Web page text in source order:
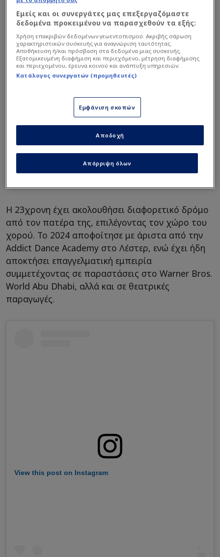
View this post on Instagram
A post shared by Halle B (@halleebrown)
Η 23χρονη έχει ακολουθήσει διαφορετικό δρόμο
από τον πατέρα της, επιλέγοντας τον χώρο του
χορού. Το 2024 αποφοίτησε με άριστα από την
Addict Dance Academy στο Λέστερ, ενώ έχει ήδη
αποκτήσει επαγγελματική εμπειρία
συμμετέχοντας σε παραστάσεις στο Warner Bros.
World Abu Dhabi, αλλά και σε θεατρικές
παραγωγές.
View this post on Instagram
Εμείς και οι συνεργάτες μας επεξεργαζόμαστε
δεδομένα προκειμένου να παρασχεθούν τα εξής:
Χρήση επακριβών δεδομένων γεωεντοπισμού. Ακριβής σάρωση
χαρακτηριστικών συσκευής για αναγνώριση ταυτότητας.
Αποθήκευση ή/και πρόσβαση στα δεδομένα μιας συσκευής.
Εξατομικευμένη διαφήμιση και περιεχόμενο, μέτρηση διαφήμισης
και περιεχομένου, έρευνα κοινού και ανάπτυξη υπηρεσιών.
Κατάλογος συνεργατών (προμηθευτές)
Εμφάνιση σκοπών
Απόρριψη όλων
Αποδοχή